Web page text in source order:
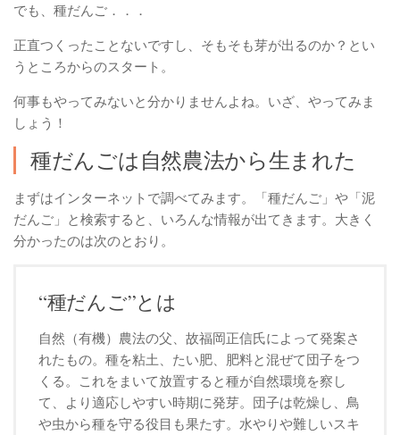
でも、種だんご．．．
正直つくったことないですし、そもそも芽が出るのか？とい
うところからのスタート。
何事もやってみないと分かりませんよね。いざ、やってみま
しょう！
種だんごは自然農法から生まれた
まずはインターネットで調べてみます。「種だんご」や「泥
だんご」と検索すると、いろんな情報が出てきます。大きく
分かったのは次のとおり。
“種だんご”とは
自然（有機）農法の父、故福岡正信氏によって発案さ
れたもの。種を粘土、たい肥、肥料と混ぜて団子をつ
くる。これをまいて放置すると種が自然環境を察し
て、より適応しやすい時期に発芽。団子は乾燥し、鳥
や虫から種を守る役目も果たす。水やりや難しいスキ